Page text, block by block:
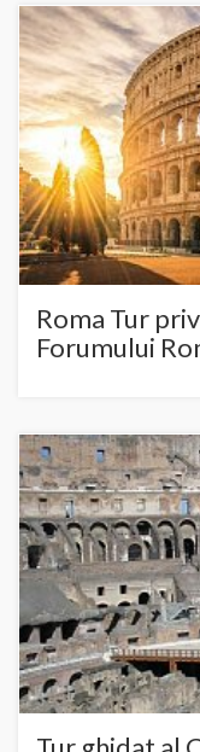
Roma Tur
Forumului